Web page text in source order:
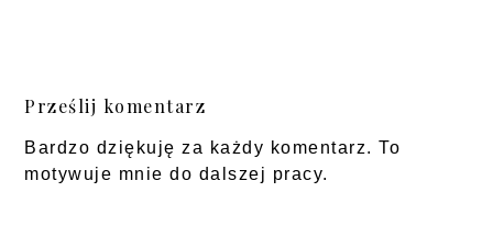
Prześlij komentarz
Bardzo dziękuję za każdy komentarz. To
motywuje mnie do dalszej pracy.